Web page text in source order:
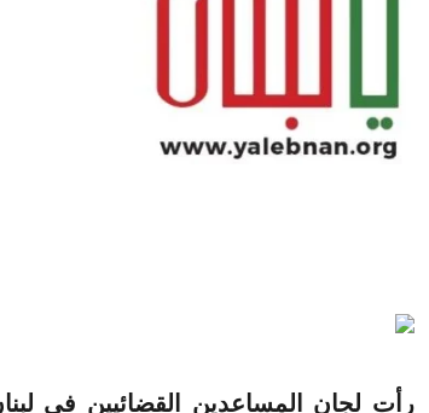
رأت لجان المساعدين القضائيين في